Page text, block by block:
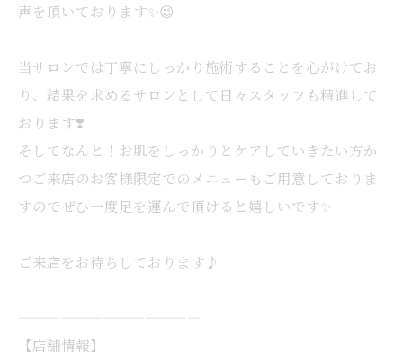
声を頂いております✨😉
当サロンでは丁寧にしっかり施術することを心がけてお
り、結果を求めるサロンとして日々スタッフも精進して
おります❣️
そしてなんと！お肌をしっかりとケアしていきたい方か
つご来店のお客様限定でのメニューもご用意しておりま
すのでぜひ一度足を運んで頂けると嬉しいです✨
ご来店をお待ちしております♪
【店舗情報】